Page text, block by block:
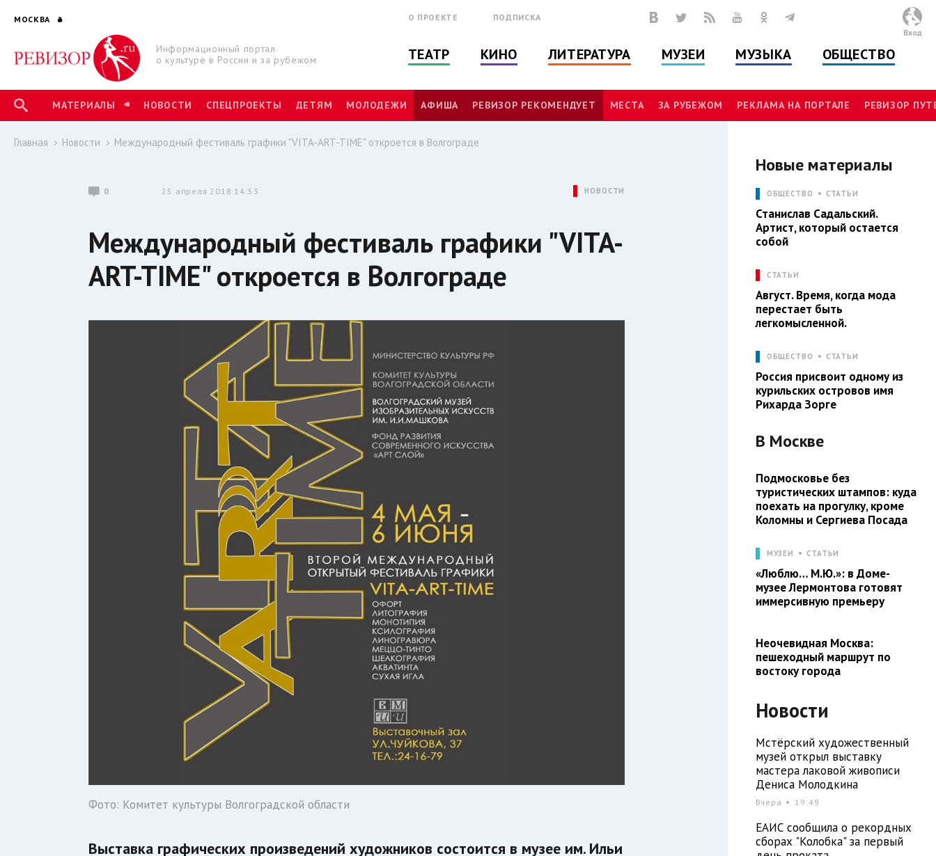
МОСКВА
Информационный портал
о культуре в России и за рубежом
О ПРОЕКТЕ ПОДПИСКА
ТЕАТР КИНО ЛИТЕРАТУРА МУЗЕИ МУЗЫКА ОБЩЕСТВО
Вход
МАТЕРИАЛЫ НОВОСТИ СПЕЦПРОЕКТЫ ДЕТЯМ МОЛОДЕЖИ АФИША РЕВИЗОР РЕКОМЕНДУЕТ МЕСТА ЗА РУБЕЖОМ РЕКЛАМА НА ПОРТАЛЕ РЕВИЗОР
Главная Новости Международный фестиваль графики "VITA-ART-TIME" откроется в Волгограде
0 25 апреля 2018 14:53 НОВОСТИ
Международный фестиваль графики "VITA-
ART-TIME" откроется в Волгограде
Фото: Комитет культуры Волгоградской области
Выставка графических произведений художников состоится в музее им. Ильи
Новые материалы
ОБЩЕСТВО СТАТЬИ
Станислав Садальский.
Артист, который остается
собой
СТАТЬИ
Август. Время, когда мода
перестает быть
легкомысленной.
ОБЩЕСТВО СТАТЬИ
Россия присвоит одному из
курильских островов имя
Рихарда Зорге
В Москве
Подмосковье без
туристических штампов: куда
поехать на прогулку, кроме
Коломны и Сергиева Посада
МУЗЕИ СТАТЬИ
«Люблю… М.Ю.»: в Доме-
музее Лермонтова готовят
иммерсивную премьеру
Неочевидная Москва:
пешеходный маршрут по
востоку города
Новости
Мстёрский художественный
музей открыл выставку
мастера лаковой живописи
Дениса Молодкина
Вчера 19:49
ЕАИС сообщила о рекордных
сборах "Колобка" за первый